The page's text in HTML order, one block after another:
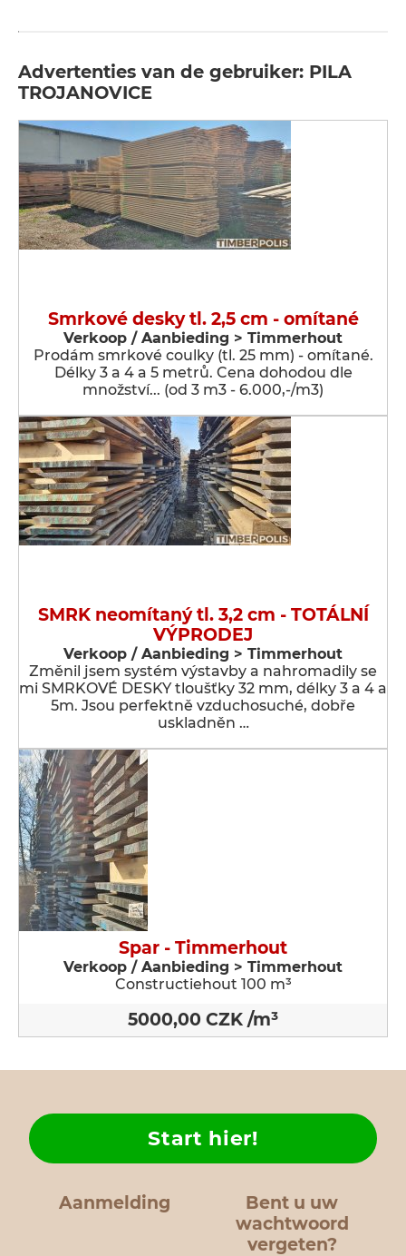
Advertenties van de gebruiker: PILA
TROJANOVICE
Smrkové desky tl. 2,5 cm - omítané
Verkoop / Aanbieding > Timmerhout
Prodám smrkové coulky (tl. 25 mm) - omítané.
Délky 3 a 4 a 5 metrů. Cena dohodou dle
množství... (od 3 m3 - 6.000,-/m3)
SMRK neomítaný tl. 3,2 cm - TOTÁLNÍ
VÝPRODEJ
Verkoop / Aanbieding > Timmerhout
Změnil jsem systém výstavby a nahromadily se
mi SMRKOVÉ DESKY tloušťky 32 mm, délky 3 a 4 a
5m. Jsou perfektně vzduchosuché, dobře
uskladněn …
Spar - Timmerhout
Verkoop / Aanbieding > Timmerhout
Constructiehout 100 m³
5000,00 CZK /m³
Aanmelding
Bent u uw
wachtwoord
vergeten?
Start hier!